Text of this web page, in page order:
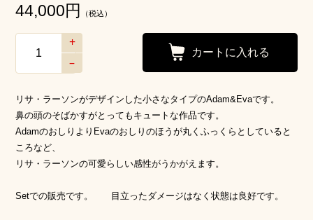
44,000円 （税込）
–
+
リサ・ラーソンがデザインした小さなタイプのAdam&Evaです。
鼻の頭のそばかすがとってもキュートな作品です。
AdamのおしりよりEvaのおしりのほうが丸くふっくらとしていると
ころなど、
リサ・ラーソンの可愛らしい感性がうかがえます。
Setでの販売です。 目立ったダメージはなく状態は良好です。